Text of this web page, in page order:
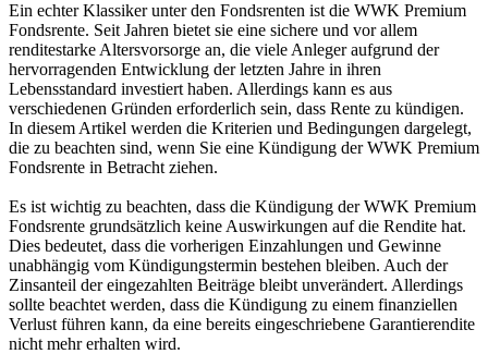
Ein echter Klassiker unter den Fondsrenten ist die WWK Premium
Fondsrente. Seit Jahren bietet sie eine sichere und vor allem
renditestarke Altersvorsorge an, die viele Anleger aufgrund der
hervorragenden Entwicklung der letzten Jahre in ihren
Lebensstandard investiert haben. Allerdings kann es aus
verschiedenen Gründen erforderlich sein, dass Rente zu kündigen.
In diesem Artikel werden die Kriterien und Bedingungen dargelegt,
die zu beachten sind, wenn Sie eine Kündigung der WWK Premium
Fondsrente in Betracht ziehen.
Es ist wichtig zu beachten, dass die Kündigung der WWK Premium
Fondsrente grundsätzlich keine Auswirkungen auf die Rendite hat.
Dies bedeutet, dass die vorherigen Einzahlungen und Gewinne
unabhängig vom Kündigungstermin bestehen bleiben. Auch der
Zinsanteil der eingezahlten Beiträge bleibt unverändert. Allerdings
sollte beachtet werden, dass die Kündigung zu einem finanziellen
Verlust führen kann, da eine bereits eingeschriebene Garantierendite
nicht mehr erhalten wird.